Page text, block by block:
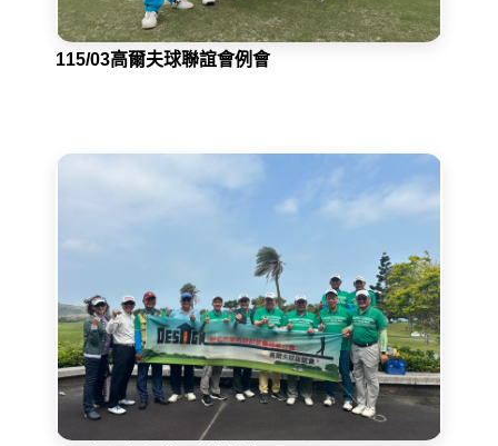
115/03高爾夫球聯誼會例會